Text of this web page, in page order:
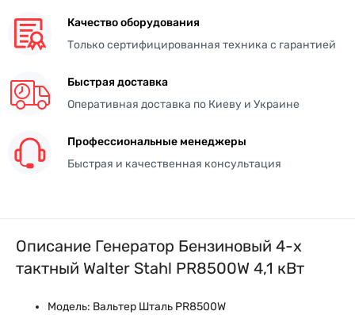
Качество оборудования
Только сертифицированная техника с гарантией
Быстрая доставка
Оперативная доставка по Киеву и Украине
Профессиональные менеджеры
Быстрая и качественная консультация
Описание Генератор Бензиновый 4-х
тактный Walter Stahl PR8500W 4,1 кВт
Модель: Вальтер Шталь PR8500W